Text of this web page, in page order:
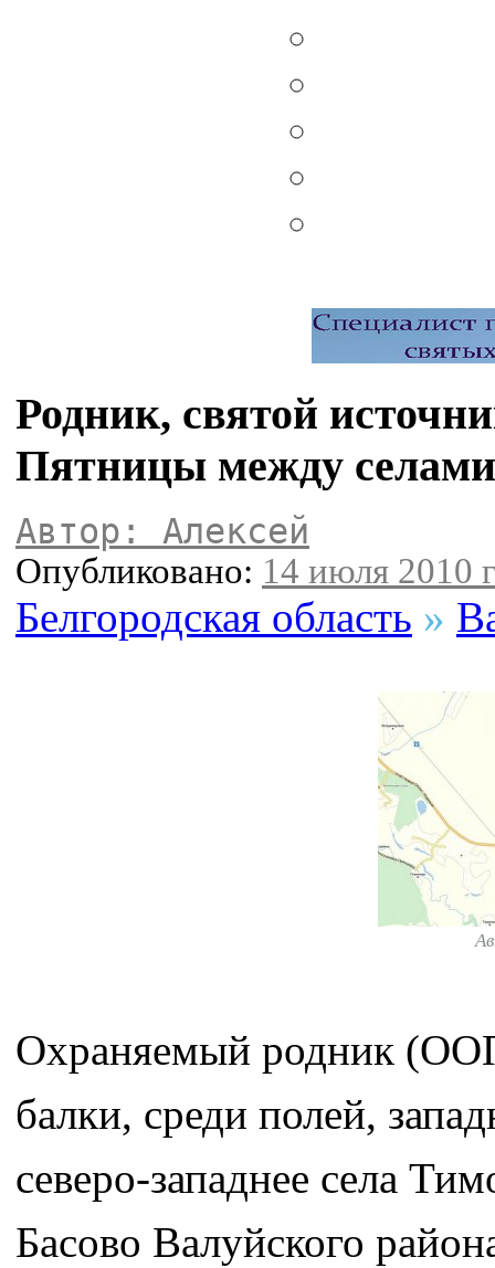
Родник, святой
Пятницы между
Автор: Алексей
Опубликовано: 14 июля 2010
Белгородская область »
Охраняемый родник
балки, среди полей,
северо-западнее села
Басово Валуйского